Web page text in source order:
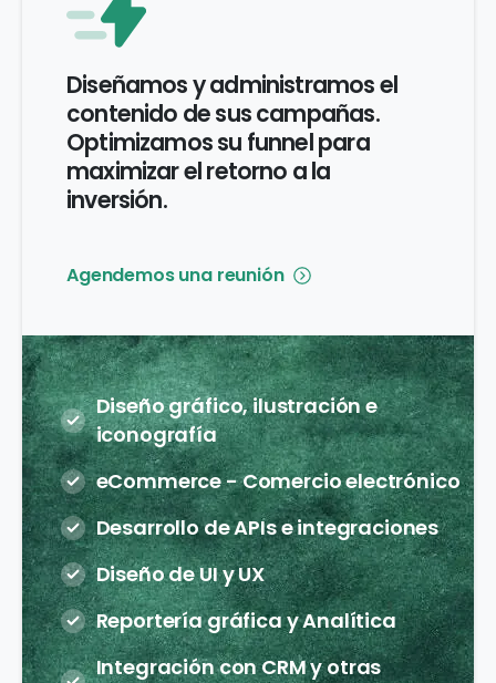
Diseñamos y administramos el
contenido de sus campañas.
Optimizamos su funnel para
maximizar el retorno a la
inversión.
Agendemos una reunión
Diseño gráfico, ilustración e
iconografía
eCommerce - Comercio electrónico
Desarrollo de APIs e integraciones
Diseño de UI y UX
Reportería gráfica y Analítica
Integración con CRM y otras